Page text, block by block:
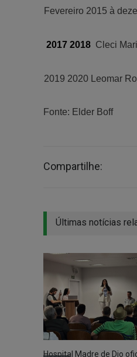
Fevereiro 2015 à
2017 2018
2019
Fonte: Elder Boff
Compartilhe:
Últimas notícias
Hospital Madre de Dio